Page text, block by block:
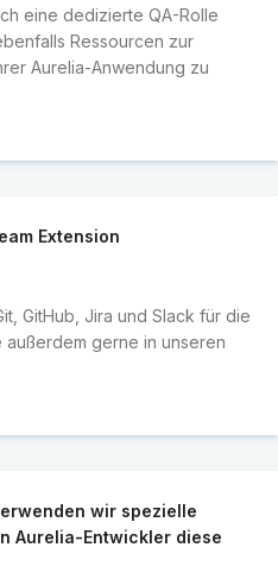
eine dedizierte QA-Rolle
Ressourcen zur
Aurelia-Anwendung zu
Extension
GitHub, Jira und Slack für die
außerdem gerne in unseren
wir spezielle
Aurelia-Entwickler diese